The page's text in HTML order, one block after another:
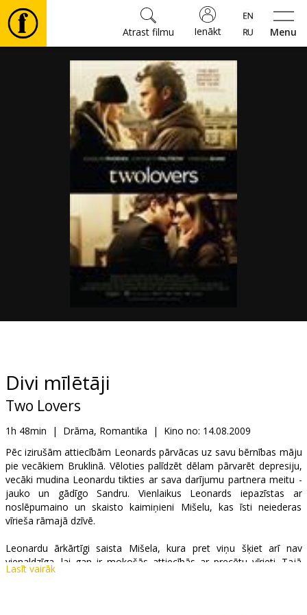
Menu
Ienākt
Atrast filmu
Biļetes
Kultūra
Pasākumi
B2B
Kino
Klubs
Divi mīlētāji
Two Lovers
1h 48min | Drāma, Romantika | Kino no: 14.08.2009
Pēc izirušām attiecībām Leonards pārvācas uz savu bērnības māju
pie vecākiem Bruklinā. Vēloties palīdzēt dēlam pārvarēt depresiju,
vecāki mudina Leonardu tikties ar sava darījumu partnera meitu -
jauko un gādīgo Sandru. Vienlaikus Leonards iepazīstas ar
noslēpumaino un skaisto kaimiņieni Mišelu, kas īsti neiederas
vīrieša rāmajā dzīvē.
Leonardu ārkārtīgi saista Mišela, kura pret viņu šķiet arī nav
vienaldzīga, lai gan ir mokošās attiecībās ar precētu vīrieti. Tajā
pašā laikā Leonards jūt vecāku spiedienu saistīt savu dzīvi ar
Lasīt vairāk